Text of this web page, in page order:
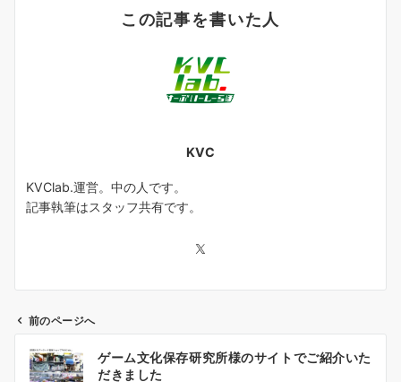
この記事を書いた人
KVC
KVClab.運営。中の人です。
記事執筆はスタッフ共有です。
前のページへ
ゲーム文化保存研究所様のサイトでご紹介いた
だきました